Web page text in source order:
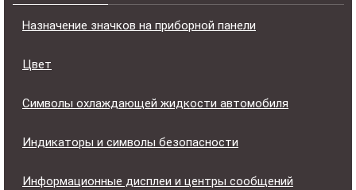
Назначение значков на приборной панели
Цвет
Символы охлаждающей жидкости автомобиля
Индикаторы и символы безопасности
Информационные дисплеи и центры сообщений